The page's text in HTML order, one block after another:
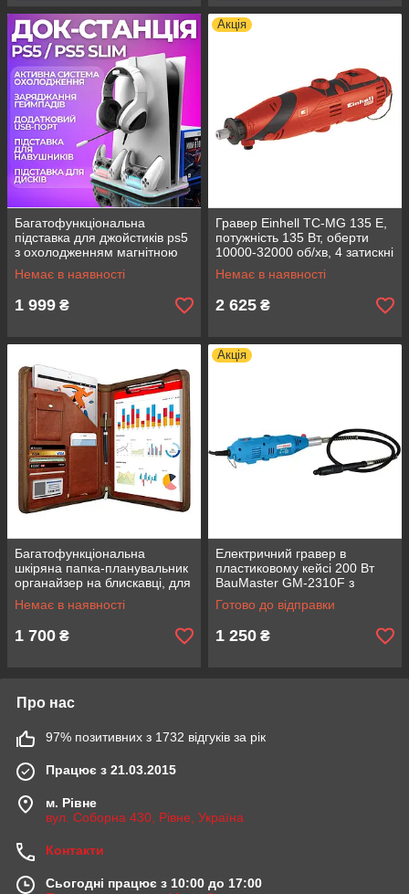
Багатофункціональна
підставка для джойстиків ps5
з охолодженням магнітною
зарядкою для контролерів
PS5 Slim, швидка зарядка
Немає в наявності
1 999 ₴
Акція
Гравер Einhell TC-MG 135 E,
потужність 135 Вт, оберти
10000-32000 об/хв, 4 затискні
цанги 1,6/2,0/2,6/3,2 мм
Немає в наявності
2 625 ₴
Багатофункціональна
шкіряна папка-планувальник
органайзер на блискавці, для
конференцій, помічник у
бізнесі, для документів, для
Немає в наявності
1 700 ₴
Акція
Електричний гравер в
пластиковому кейсі 200 Вт
BauMaster GM-2310F з
гнучким валом, потужність
200 Вт
Готово до відправки
1 250 ₴
Про нас
97% позитивних з 1732 відгуків за рік
Працює з 21.03.2015
м. Рівне
вул. Соборна 430, Рівне, Україна
Контакти
Сьогодні працює з 10:00 до 17:00